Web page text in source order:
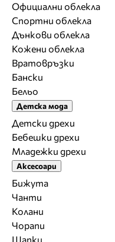
Официални облекла
Спортни облекла
Дънкови облекла
Кожени облекла
Вратовръзки
Бански
Бельо
Детска мода
Детски дрехи
Бебешки дрехи
Младежки дрехи
Аксесоари
Бижута
Чанти
Колани
Чорапи
Шапки